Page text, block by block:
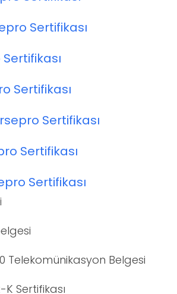
Sertifikası
Sertifikası
Sertifikası
Sertifikası
Sertifikası
Telekomünikasyon Belgesi
Sertifikası